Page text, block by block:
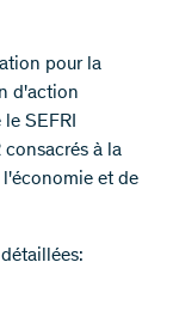
pour la
d'action
SEFRI
à la
et de